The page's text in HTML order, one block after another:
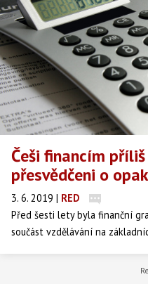
Češi financím
přesvědčeni o
3. 6. 2019 | RED
Před šesti lety byla finanční
součást vzdělávání na
dospělosti lépe vybavena